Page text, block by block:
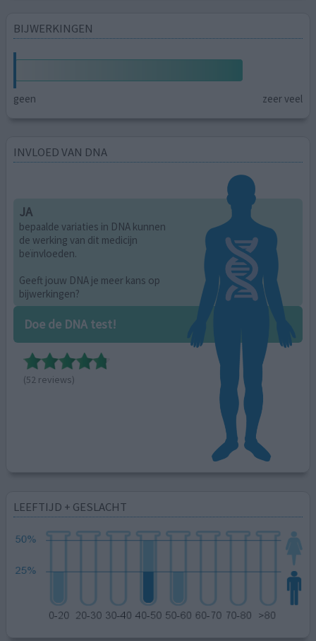
BIJWERKINGEN
geen zeer veel
INVLOED VAN DNA
JA
bepaalde variaties in DNA kunnen
de werking van dit medicijn
beïnvloeden.
Geeft jouw DNA je meer kans op
bijwerkingen?
Doe de DNA test!
(52 reviews)
LEEFTIJD + GESLACHT